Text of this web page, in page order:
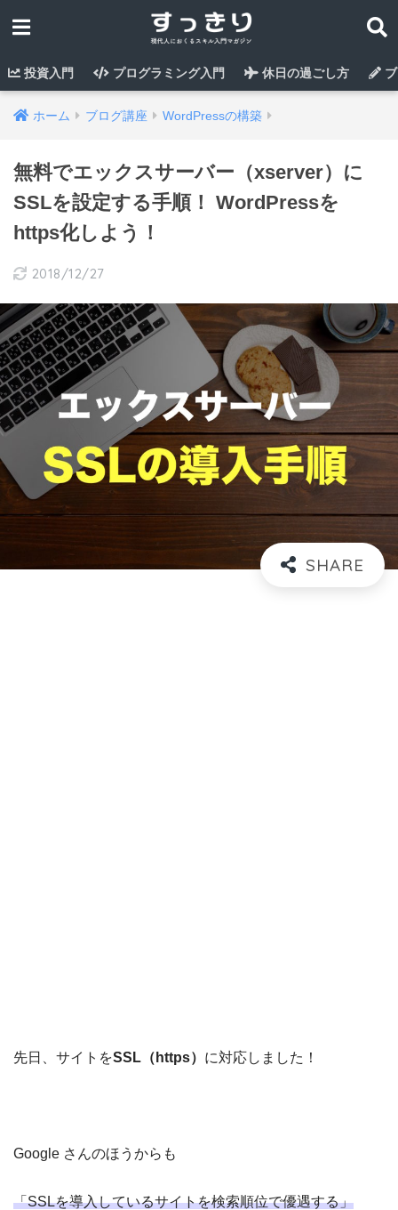
投資入門 プログラミング入門 休日の過ごし方
ホーム ブログ講座 WordPressの構築
無料でエックスサーバー（xserver）に
SSLを設定する手順！ WordPressを
https化しよう！
2018/12/27
先日、サイトをSSL（https） に対応しました！
Google さんのほうからも
「SSLを導入しているサイトを検索順位で優遇する」